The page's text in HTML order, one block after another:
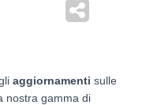
aggiornamenti sulle
nostra gamma di